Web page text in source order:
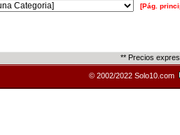
[Pág.
** Precios
© 2002/2022 Solo10.com